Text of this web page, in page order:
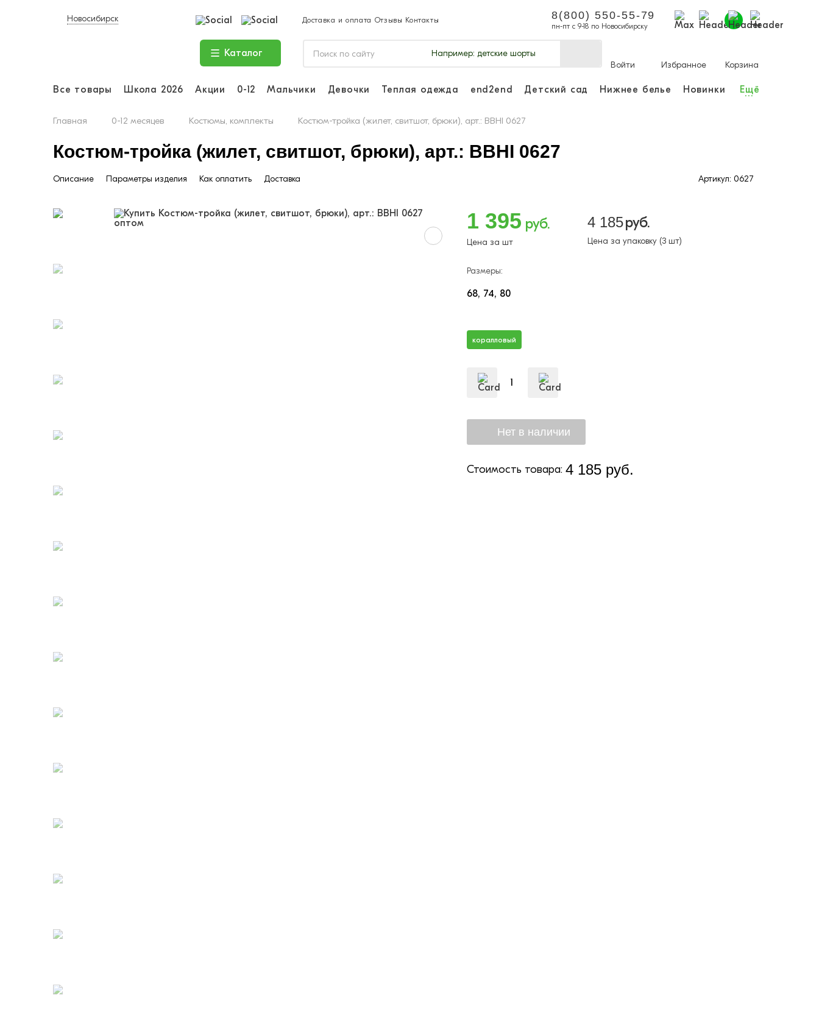
Новосибирск Доставка и оплата Отзывы Контакты 8(800) 550-55-79
пн-пт с 9-18 по Новосибирску
Каталог Например: детские шорты
Войти
отслеживать заказы.
Войти или зарегистрироваться
Избранное Корзина
Все товары Школа 2026 Акции 0-12 Мальчики Девочки Теплая одежда end2end Детский сад Нижнее белье Новинки Ещё
...
Главная 0-12 месяцев Костюмы, комплекты Костюм-тройка (жилет, свитшот, брюки), арт.: BBHI 0627
Костюм-тройка (жилет, свитшот, брюки), арт.: BBHI 0627
Описание Параметры изделия Как оплатить Доставка Артикул: 0627
1 395 руб.
Цена за шт
4 185руб.
Цена за упаковку (3 шт)
Размеры:
68 74 80
коралловый
Стоимость товара: 4 185 руб.